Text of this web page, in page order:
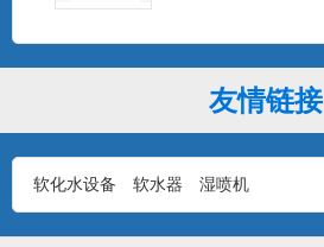
...
友情链接
软化水设备 软水器 湿喷机